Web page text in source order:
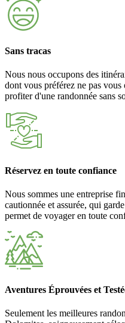
Sans tracas
Nous nous occupons des
dont vous préférez ne pas
profiter d'une randonnée sans
Réservez en toute confiance
Nous sommes une entreprise
cautionnée et assurée, qui
permet de voyager en toute
Aventures Éprouvées et
Seulement les meilleures